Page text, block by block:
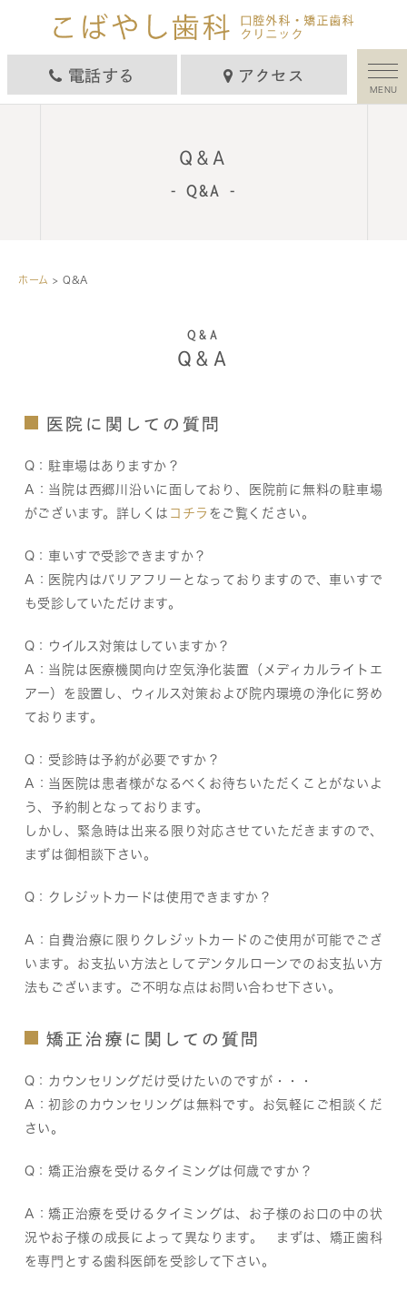
電話する アクセス
MENU
Q&A
Q&A
ホーム> Q&A
Q&A
Q&A
医院に関しての質問
Q：駐車場はありますか？
A：当院は西郷川沿いに面しており、医院前に無料の駐車場
がございます。詳しくは コチラ をご覧ください。
Q：車いすで受診できますか？
A：医院内はバリアフリーとなっておりますので、車いすで
も受診していただけます。
Q：ウイルス対策はしていますか？
A：当院は医療機関向け空気浄化装置（メディカルライトエ
アー）を設置し、ウィルス対策および院内環境の浄化に努め
ております。
Q：受診時は予約が必要ですか？
A：当医院は患者様がなるべくお待ちいただくことがないよ
う、予約制となっております。
しかし、緊急時は出来る限り対応させていただきますので、
まずは御相談下さい。
Q：クレジットカードは使用できますか？
A：自費治療に限りクレジットカードのご使用が可能でござ
います。お支払い方法としてデンタルローンでのお支払い方
法もございます。ご不明な点はお問い合わせ下さい。
矯正治療に関しての質問
Q：カウンセリングだけ受けたいのですが・・・
A：初診のカウンセリングは無料です。お気軽にご相談くだ
さい。
Q：矯正治療を受けるタイミングは何歳ですか？
A：矯正治療を受けるタイミングは、お子様のお口の中の状
況やお子様の成長によって異なります。 まずは、矯正歯科
を専門とする歯科医師を受診して下さい。